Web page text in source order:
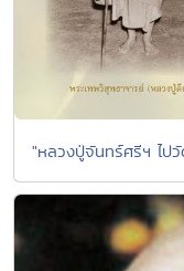
"หลวงปู่จันทร์ศรีฯ ไป